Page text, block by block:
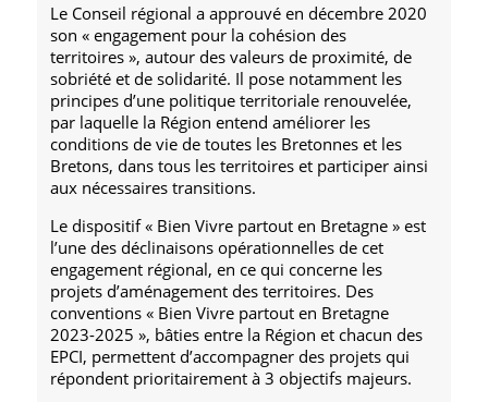
Le Conseil régional a approuvé en décembre 2020
son « engagement pour la cohésion des
territoires », autour des valeurs de proximité, de
sobriété et de solidarité. Il pose notamment les
principes d’une politique territoriale renouvelée,
par laquelle la Région entend améliorer les
conditions de vie de toutes les Bretonnes et les
Bretons, dans tous les territoires et participer ainsi
aux nécessaires transitions.
Le dispositif « Bien Vivre partout en Bretagne » est
l’une des déclinaisons opérationnelles de cet
engagement régional, en ce qui concerne les
projets d’aménagement des territoires. Des
conventions « Bien Vivre partout en Bretagne
2023-2025 », bâties entre la Région et chacun des
EPCI, permettent d’accompagner des projets qui
répondent prioritairement à 3 objectifs majeurs.